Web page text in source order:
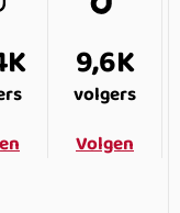
9,6K
volgers
Volgen